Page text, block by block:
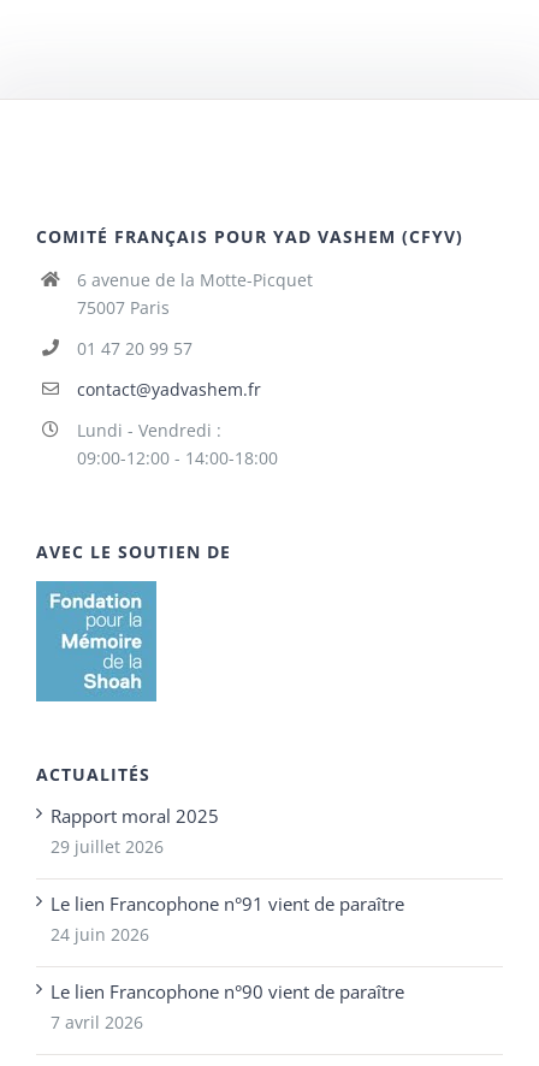
COMITÉ FRANÇAIS POUR YAD VASHEM (CFYV)
6 avenue de la Motte-Picquet
75007 Paris
01 47 20 99 57
contact@yadvashem.fr
Lundi - Vendredi :
09:00-12:00 - 14:00-18:00
AVEC LE SOUTIEN DE
ACTUALITÉS
Rapport moral 2025
29 juillet 2026
Le lien Francophone n°91 vient de paraître
24 juin 2026
Le lien Francophone n°90 vient de paraître
7 avril 2026